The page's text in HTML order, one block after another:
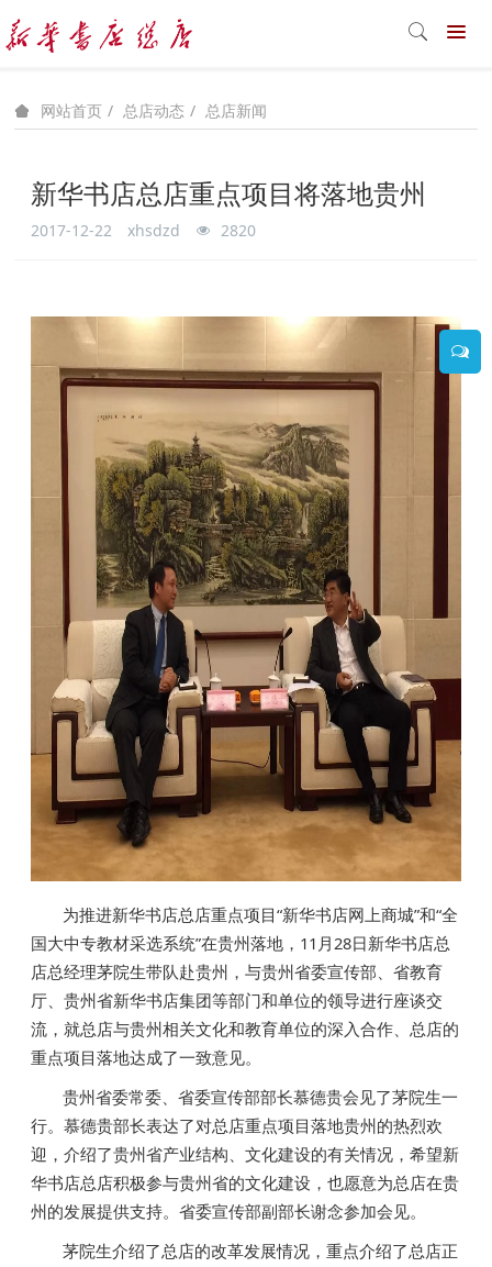
网站首页 总店动态 总店新闻
新华书店总店重点项目将落地贵州
2017-12-22 xhsdzd 2820
为推进新华书店总店重点项目“新华书店网上商城”和“全
国大中专教材采选系统”在贵州落地，11月28日新华书店总
店总经理茅院生带队赴贵州，与贵州省委宣传部、省教育
厅、贵州省新华书店集团等部门和单位的领导进行座谈交
流，就总店与贵州相关文化和教育单位的深入合作、总店的
重点项目落地达成了一致意见。
贵州省委常委、省委宣传部部长慕德贵会见了茅院生一
行。慕德贵部长表达了对总店重点项目落地贵州的热烈欢
迎，介绍了贵州省产业结构、文化建设的有关情况，希望新
华书店总店积极参与贵州省的文化建设，也愿意为总店在贵
州的发展提供支持。省委宣传部副部长谢念参加会见。
茅院生介绍了总店的改革发展情况，重点介绍了总店正